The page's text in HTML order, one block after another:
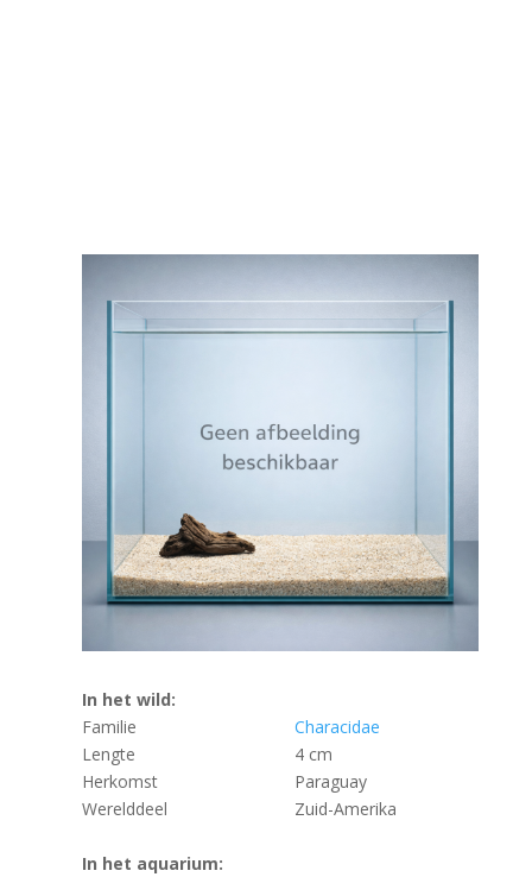
In het wild:
Familie
Characidae
Lengte
4 cm
Herkomst
Paraguay
Werelddeel
Zuid-Amerika
In het aquarium: